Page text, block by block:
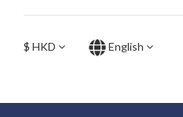
$ HKD English